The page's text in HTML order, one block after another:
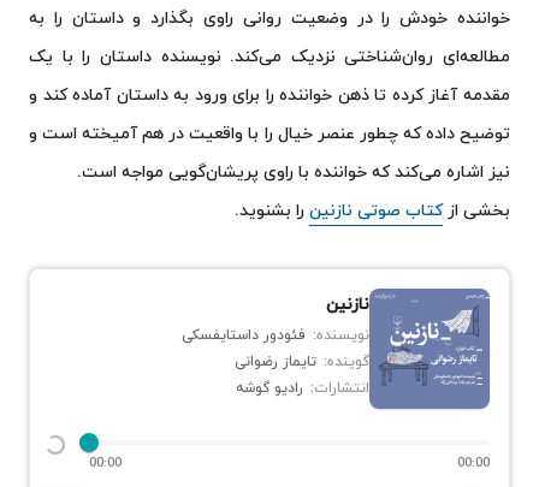
خواننده خودش را در وضعیت روانی راوی بگذارد و داستان را به
مطالعه‌ای روان‌شناختی نزدیک می‌کند. نویسنده داستان را با یک
مقدمه آغاز کرده تا ذهن خواننده را برای ورود به داستان آماده کند و
توضیح داده که چطور عنصر خیال را با واقعیت در هم آمیخته است و
نیز اشاره می‌کند که خواننده با راوی پریشان‌گویی مواجه است.
بخشی ازکتاب صوتی نازنین را بشنوید.
نازنین
نویسنده: فئودور داستایفسکی
گوینده: تایماز رضوانی
انتشارات: رادیو گوشه
00:00 00:00